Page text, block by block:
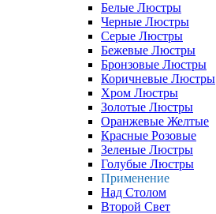
Белые Люстры
Черные Люстры
Серые Люстры
Бежевые Люстры
Бронзовые Люстры
Коричневые Люстры
Хром Люстры
Золотые Люстры
Оранжевые Желтые
Красные Розовые
Зеленые Люстры
Голубые Люстры
Применение
Над Столом
Второй Свет